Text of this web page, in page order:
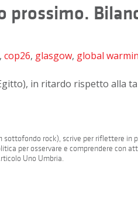
prossimo.
, cop26, glasgow, global
in ritardo rispetto alla
rock), scrive per riflettere in
per osservare e comprendere con
Uno Umbria.